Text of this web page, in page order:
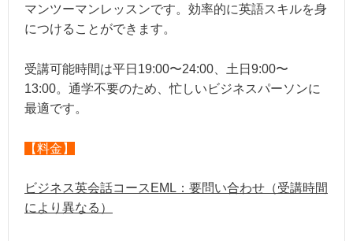
マンツーマンレッスンです。効率的に英語スキルを身
につけることができます。
受講可能時間は平日19:00〜24:00、土日9:00〜
13:00。通学不要のため、忙しいビジネスパーソンに
最適です。
【料金】
ビジネス英会話コースEML：要問い合わせ（受講時間
により異なる）